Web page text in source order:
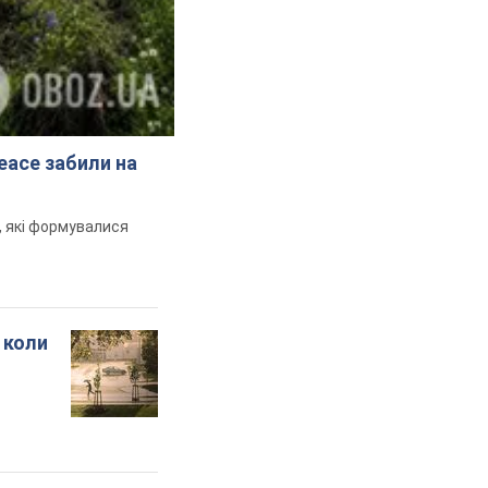
забили на
які формувалися